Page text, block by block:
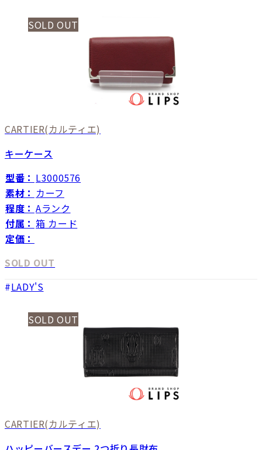
SOLD OUT
CARTIER(カルティエ)
キーケース
型番： L3000576
素材： カーフ
程度： Aランク
付属： 箱 カード
定価：
SOLD OUT
LADY'S
SOLD OUT
CARTIER(カルティエ)